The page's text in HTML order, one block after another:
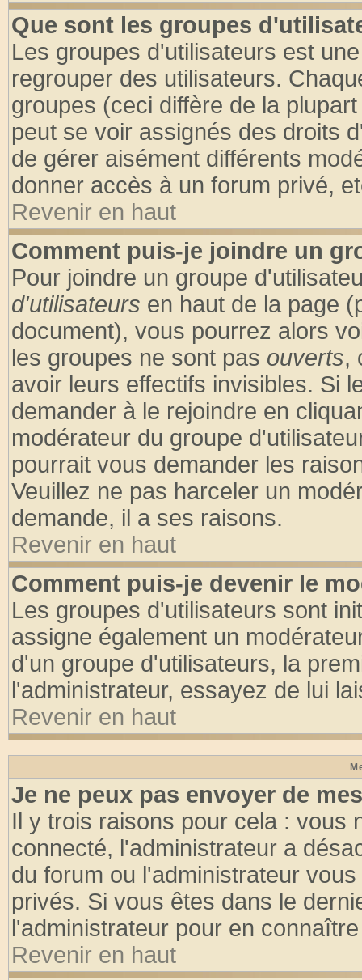
Que sont les groupes
Les groupes d'utilisateurs est
regrouper des utilisateurs.
groupes (ceci diffère de la
peut se voir assignés des droits
de gérer aisément différents
donner accès à un forum privé,
Revenir en haut
Comment puis-je joindre un
Pour joindre un groupe
d'utilisateurs en haut de la page
document), vous pourrez alors
les groupes ne sont pas ouverts,
avoir leurs effectifs invisibles. Si
demander à le rejoindre en
modérateur du groupe
pourrait vous demander les
Veuillez ne pas harceler un
demande, il a ses raisons.
Revenir en haut
Comment puis-je devenir le
Les groupes d'utilisateurs sont
assigne également un
d'un groupe d'utilisateurs, la
l'administrateur, essayez de lui
Revenir en haut
Je ne peux pas envoyer de
Il y trois raisons pour cela : vous
connecté, l'administrateur a
du forum ou l'administrateur
privés. Si vous êtes dans le
l'administrateur pour en
Revenir en haut